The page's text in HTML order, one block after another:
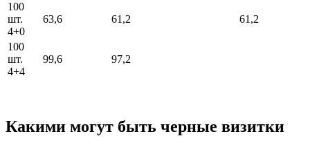
100
шт.
4+0
63,6 61,2 61,2
100
шт.
4+4
99,6 97,2
Какими могут быть черные визитки